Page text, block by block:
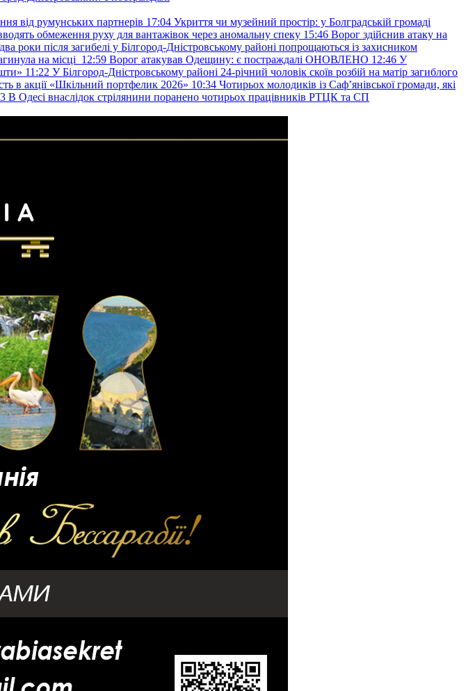
від румунських партнерів 17:04 Укриття чи музейний простір: у Болградській громаді
обмеження руху для вантажівок через аномальну спеку 15:46 Ворог здійснив атаку на
роки після загибелі у Білгород-Дністровському районі попрощаються із захисником
на місці 12:59 Ворог атакував Одещину: є постраждалі ОНОВЛЕНО 12:46 У
11:22 У Білгород-Дністровському районі 24-річний чоловік скоїв розбій на матір загиблого
в акції «Шкільний портфелик 2026» 10:34 Чотирьох молодиків із Саф’янівської громади, які
В Одесі внаслідок стрілянини поранено чотирьох працівників РТЦК та СП